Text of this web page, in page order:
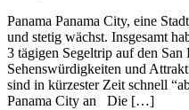
Panama Panama City, eine
und stetig wächst. Insgesamt
3 tägigen Segeltrip auf den
Sehenswürdigkeiten und
sind in kürzester Zeit schnell
Panama City an Die […]